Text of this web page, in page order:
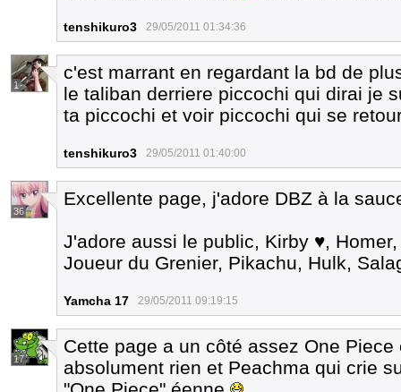
tenshikuro3 29/05/2011 01:34:36
1
c'est marrant en regardant la bd de
le taliban derriere piccochi qui dirai je
ta piccochi et voir piccochi qui se
tenshikuro3 29/05/2011 01:40:00
36
Excellente page, j'adore DBZ à la
J'adore aussi le public, Kirby ♥,
Joueur du Grenier, Pikachu, Hulk,
Yamcha 17 29/05/2011 09:19:15
17
Cette page a un côté assez One
absolument rien et Peachma qui crie